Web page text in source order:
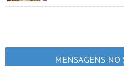
MENSAGENS